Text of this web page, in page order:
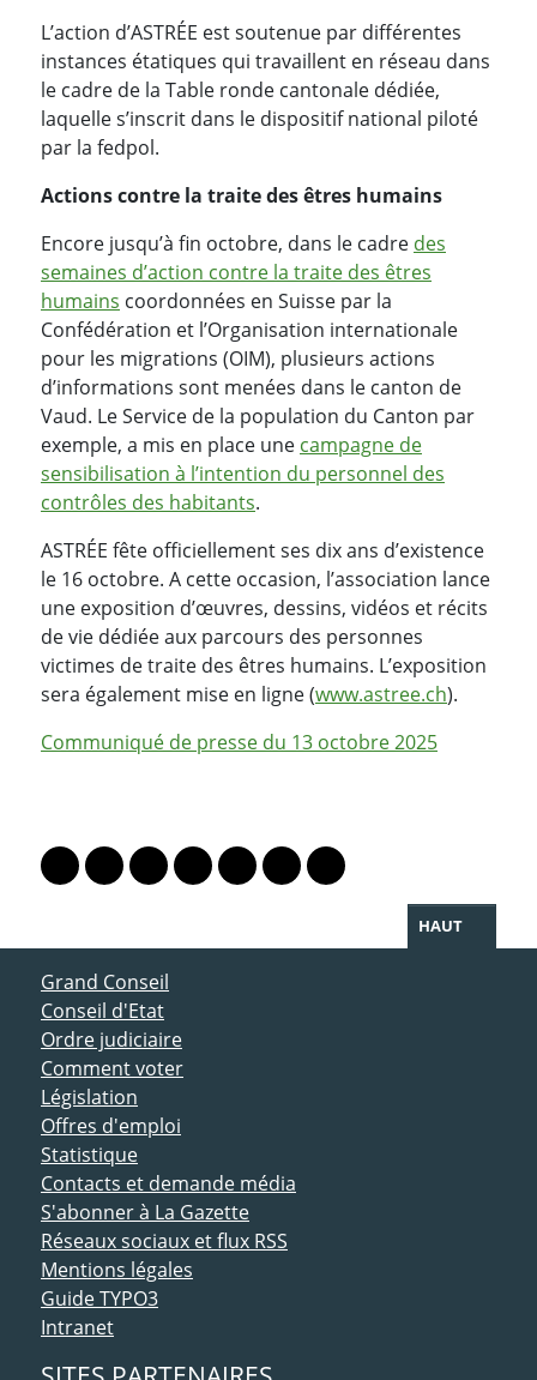
L’action d’ASTRÉE est soutenue par différentes
instances étatiques qui travaillent en réseau dans
le cadre de la Table ronde cantonale dédiée,
laquelle s’inscrit dans le dispositif national piloté
par la fedpol.
Actions contre la traite des êtres humains
Encore jusqu’à fin octobre, dans le cadre des
semaines d’action contre la traite des êtres
humains coordonnées en Suisse par la
Confédération et l’Organisation internationale
pour les migrations (OIM), plusieurs actions
d’informations sont menées dans le canton de
Vaud. Le Service de la population du Canton par
exemple, a mis en place une campagne de
sensibilisation à l’intention du personnel des
contrôles des habitants.
ASTRÉE fête officiellement ses dix ans d’existence
le 16 octobre. A cette occasion, l’association lance
une exposition d’œuvres, dessins, vidéos et récits
de vie dédiée aux parcours des personnes
victimes de traite des êtres humains. L’exposition
sera également mise en ligne (www.astree.ch).
Communiqué de presse du 13 octobre 2025
Lien vers le profil Mastodon
Lien vers le profil Bluesky
Lien vers le profil Instagram
Lien vers le profil Linkedin
Lien vers le profil Facebook
Lien vers le profil Twitter
Partager par WhatsApp
HAUT
ACCÈS DIRECT
Grand Conseil
Conseil d'Etat
Ordre judiciaire
Comment voter
Législation
Offres d'emploi
Statistique
Contacts et demande média
S'abonner à La Gazette
Réseaux sociaux et flux RSS
Mentions légales
Guide TYPO3
Intranet